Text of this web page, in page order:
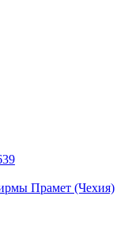
Прамет (Чехия)